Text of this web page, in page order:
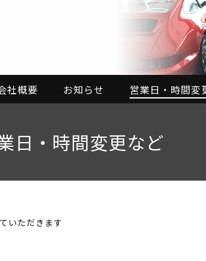
社概要 お知らせ 営業日・時間変
日・時間変更など
いただきます